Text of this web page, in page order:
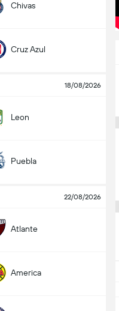
Chivas
Cruz Azul
18/08/2026
Leon
Puebla
22/08/2026
Atlante
America